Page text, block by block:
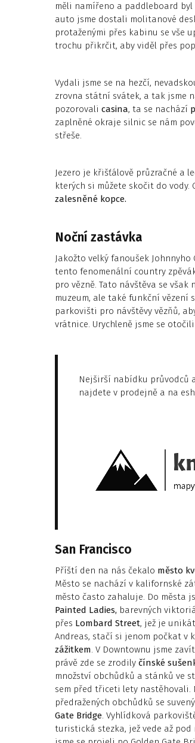
měli namířeno a paddleboard
auto jsme dostali molitanové
protaženými přes kabinu se vše
trochu přikrčit, aby viděl přes
Vydali jsme se na hezčí,
zrovna státní svátek, a tak jsme
pozorovali casina, ta se nachází
zaplněné okraje silnic se nám
střeše.
Jezero je křišťálově průzračné a
kterých si můžete skočit do vody.
zalesněné kopce.
Noční zastávka
Jakožto velký fanoušek Johnnyho
tento fenomenální country
pro vězně. Tato návštěva se
muzeum, ale také funkční vězení
parkovišti pro návštěvy vězňů,
vrátnice. Urychleně jsme se
Nejširší nabídku průvodců
najdete v prodejně a na
San Francisco
Příští den na nás čekalo město
Město se nachází v kalifornské
město často zahaluje. Do města
Painted Ladies, barevných
přes Lombard Street, jež je
Andreas, stačí si jenom počkat v
zážitkem. V Downtownu jsme
právě zde se zrodily čínské
množství obchůdků a stánků ve
sem před třiceti lety nastěhovali.
předražených obchůdků se
Gate Bridge. Vyhlídková
turistická stezka, jež vede až